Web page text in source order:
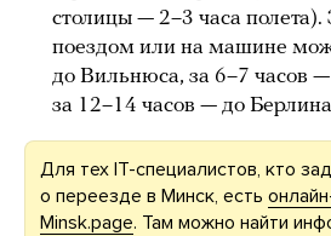
столицы — 2–3 часа полета).
поездом или на машине
до Вильнюса, за 6–7 часов
за 12–14 часов — до
Для тех IT-специалистов, кто
о переезде в Минск, есть
Minsk.page. Там можно найти